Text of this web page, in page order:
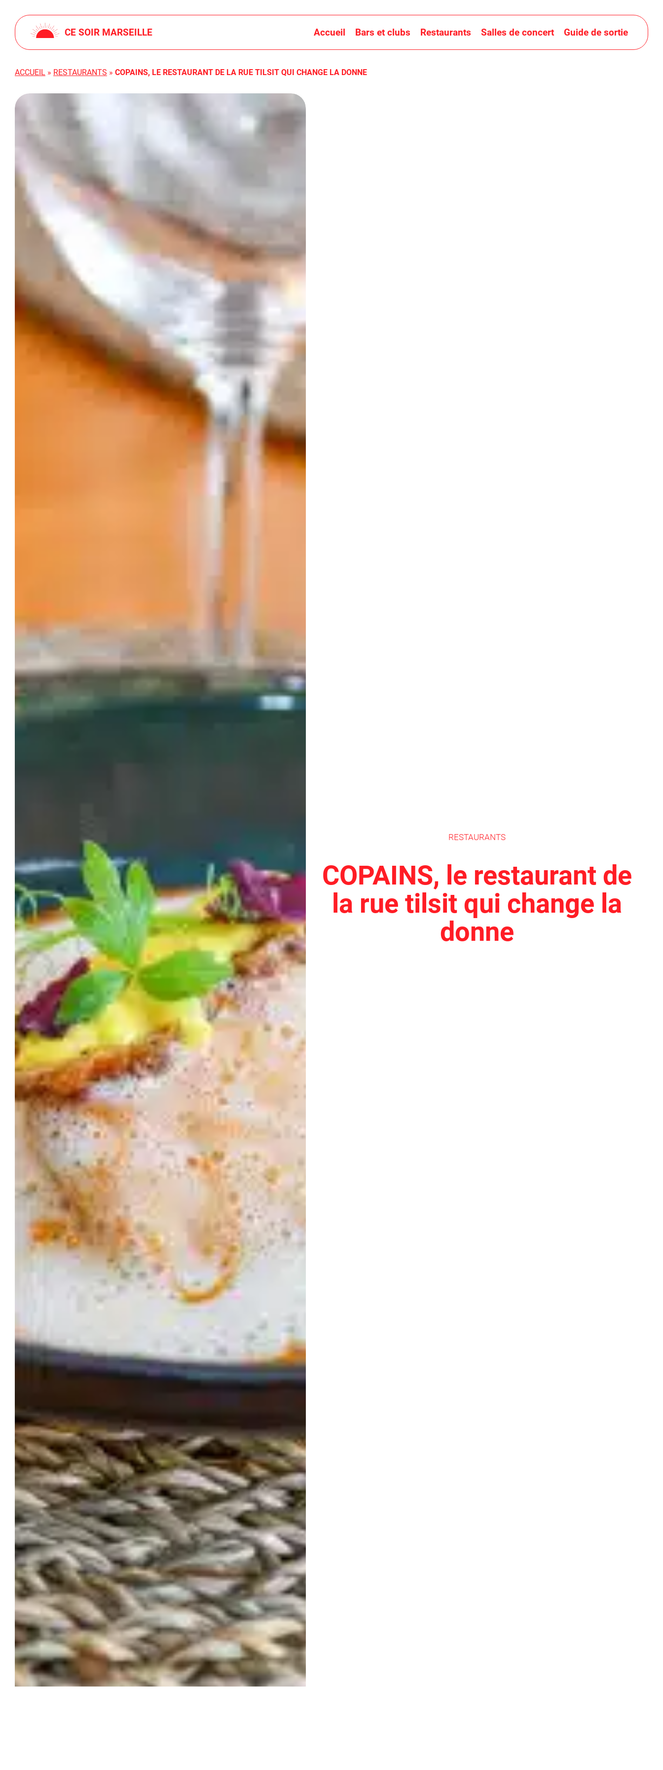
Skip
content
CE SOIR MARSEILLE Accueil Bars et clubs Restaurants Salles de concert Guide de sortie
ACCUEIL » RESTAURANTS » COPAINS, LE RESTAURANT DE LA RUE TILSIT QUI CHANGE LA DONNE
RESTAURANTS
COPAINS, le restaurant de
la rue tilsit qui change la
donne